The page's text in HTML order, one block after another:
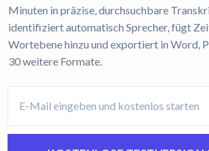
Minuten in präzise, durchsuchbare
identifiziert automatisch Sprecher, fügt
Wortebene hinzu und exportiert in Word,
30 weitere Formate.